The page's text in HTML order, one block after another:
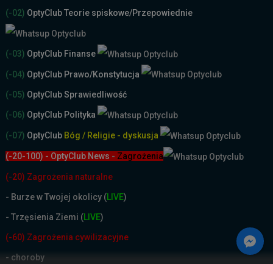
(-02) OptyClub Teorie spiskowe/Przepowiednie
(-03) OptyClub Finanse
(-04) OptyClub Prawo/Konstytucja
(-05) OptyClub Sprawiedliwość
(-06) OptyClub Polityka
(-07) OptyClub Bóg / Religie - dyskusja
(-20-100) - OptyClub News - Zagrożenia
(-20) Zagrożenia naturalne
- Burze w Twojej okolicy (LIVE)
- Trzęsienia Ziemi (LIVE)
(-60) Zagrożenia cywilizacyjne
- choroby